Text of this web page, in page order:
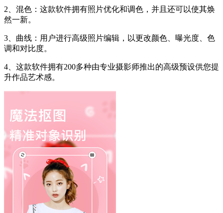
2、混色：这款软件拥有照片优化和调色，并且还可以使其焕
然一新。
3、曲线：用户进行高级照片编辑，以更改颜色、曝光度、色
调和对比度。
4、这款软件拥有200多种由专业摄影师推出的高级预设供您提
升作品艺术感。